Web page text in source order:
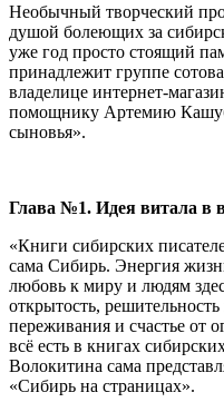
Необычный творческий
душой болеющих за
уже год просто стоящий
принадлежит группе
владелице интернет-
помощнику Артемию
сыновья».
Глава №1. Идея витала в
«Книги сибирских
сама Сибирь. Энергия
любовь к миру и людям
открытость,
переживания и счастье от
всё есть в книгах
Волокитина сама
«Сибирь на страницах».